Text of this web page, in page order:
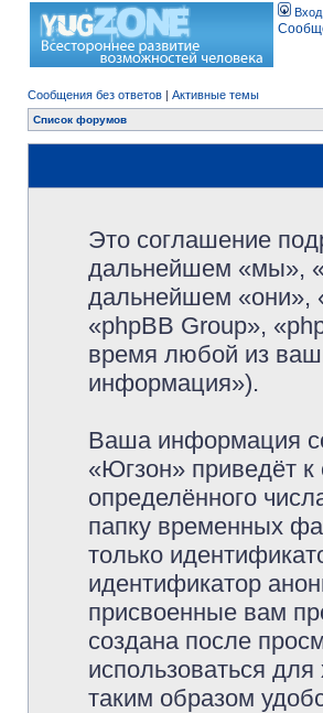
Вход
Сообщения без ответов | Активные темы
Список форумов
Это соглашение
дальнейшем «мы»,
дальнейшем «они»,
«phpBB Group»,
время любой из
информация»).
Ваша информация
«Югзон» приведёт
определённого
папку временных
только
идентификатор
присвоенные вам
создана после
использоваться
таким образом